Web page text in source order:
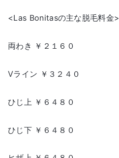
<Las Bonitasの主な脱毛料金>
両わき ￥２１６０
Vライン ￥３２４０
ひじ上 ￥６４８０
ひじ下 ￥６４８０